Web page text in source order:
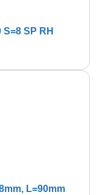
SP RH
L=90mm